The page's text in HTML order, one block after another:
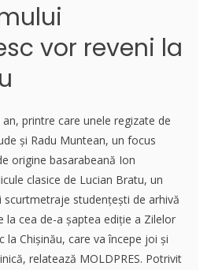
vor reveni la
printre care unele regizate de
şi Radu Muntean, un focus
origine basarabeană Ion
clasice de Lucian Bratu, un
scurtmetraje studenţeşti de arhivă
la cea de-a şaptea ediţie a Zilelor
la Chişinău, care va începe joi şi
relatează MOLDPRES. Potrivit